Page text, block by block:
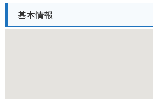
中華街の魅力は何と言っても、本格的な中華
こと。四川料理、広東料理、上海料理など、
基本情報